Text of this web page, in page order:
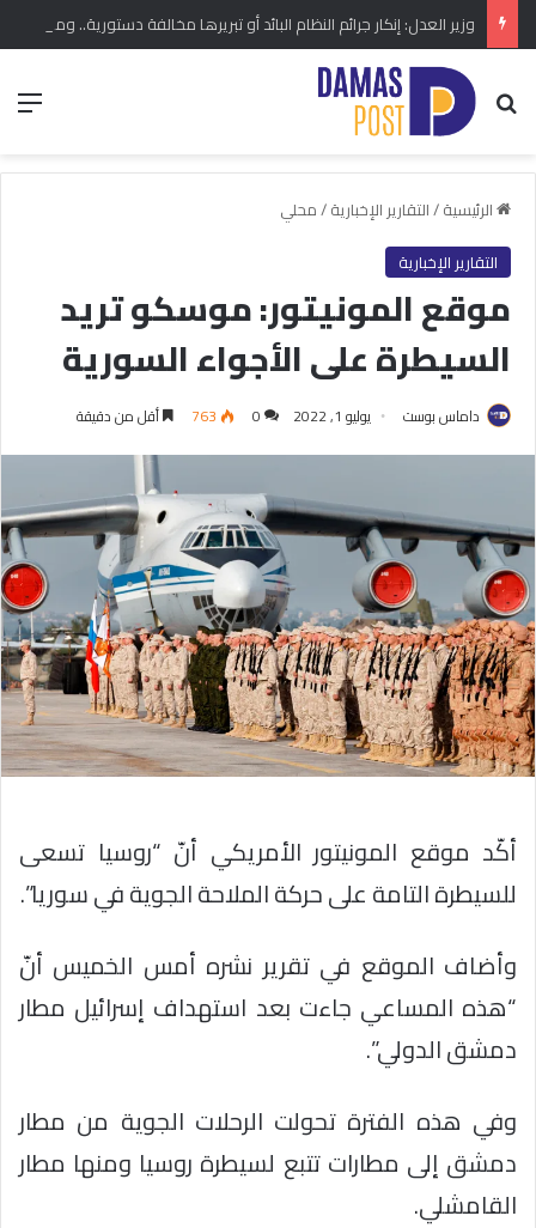
وزير العدل: إنكار جرائم النظام البائد أو تبريرها مخالفة دستورية.. ومشروع قانون خاص إلى مجلس الشعب
بحث عن
الرئيسية/التقارير الإخبارية/محلي
التقارير الإخبارية
موقع المونيتور: موسكو تريد
السيطرة على الأجواء السورية
داماس بوست يوليو 1, 2022 0
763 أقل من دقيقة
أكّد موقع المونيتور الأمريكي أنّ “روسيا تسعى
للسيطرة التامة على حركة الملاحة الجوية في سوريا”.
وأضاف الموقع في تقرير نشره أمس الخميس أنّ
“هذه المساعي جاءت بعد استهداف إسرائيل مطار
دمشق الدولي”.
وفي هذه الفترة تحولت الرحلات الجوية من مطار
دمشق إلى مطارات تتبع لسيطرة روسيا ومنها مطار
القامشلي.